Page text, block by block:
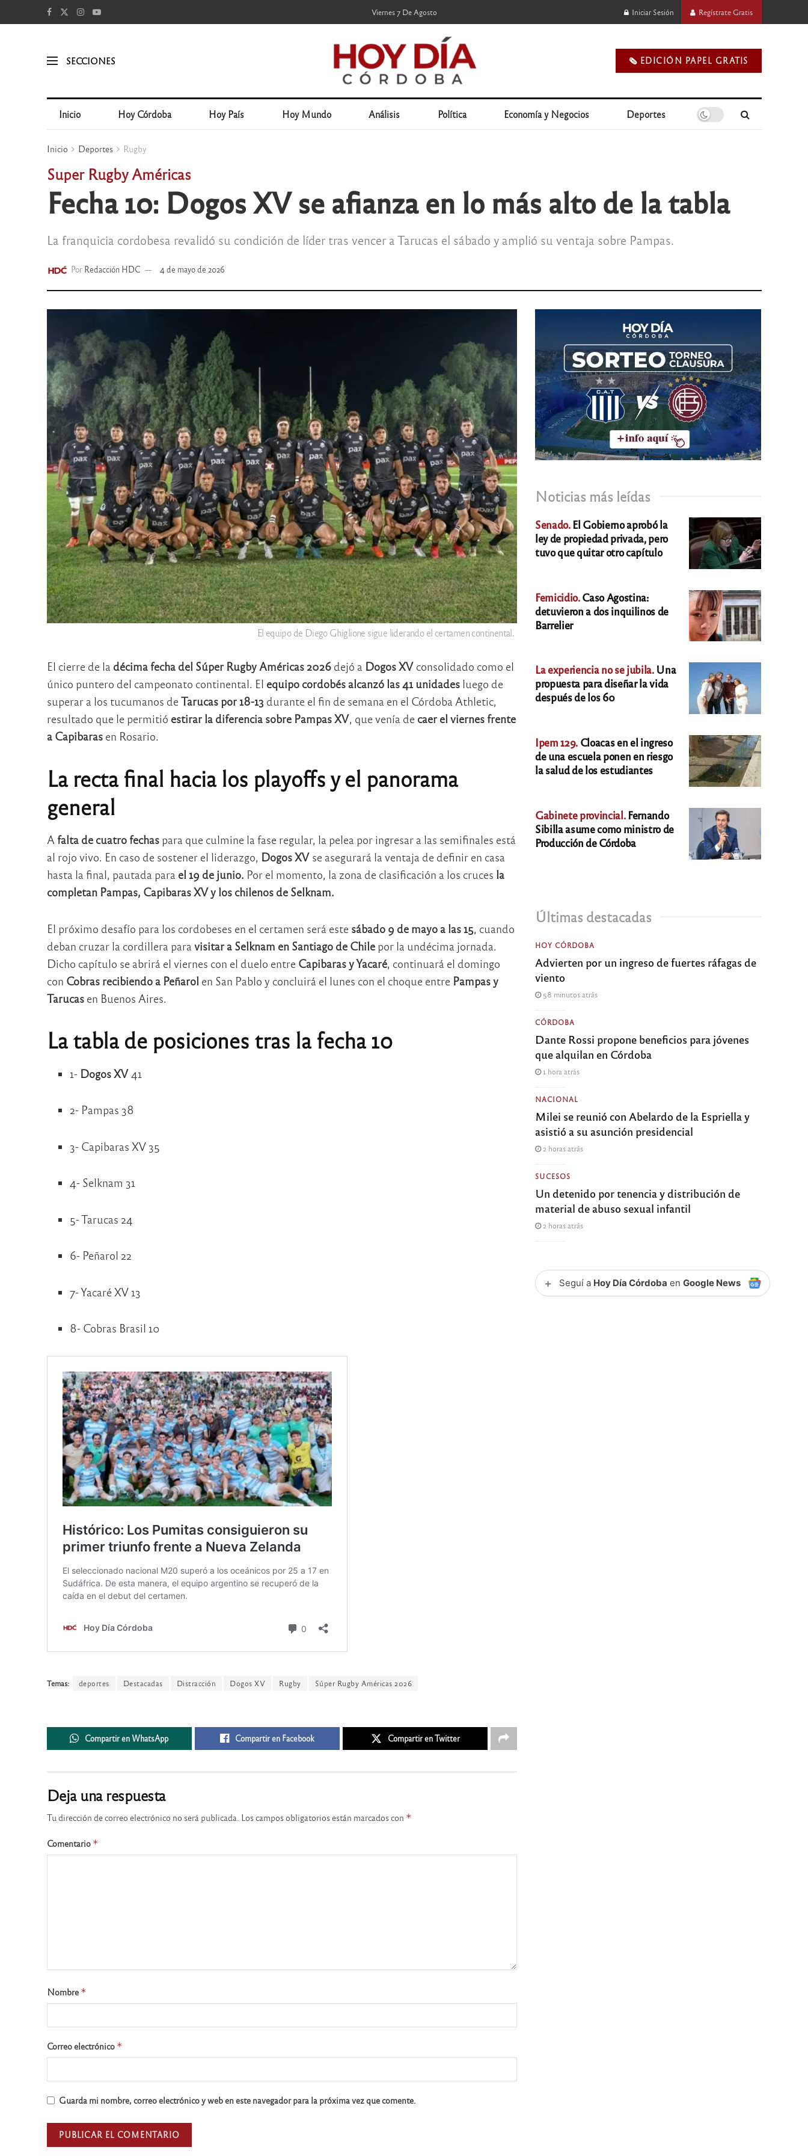
Viernes 7 De Agosto Iniciar Sesión Regístrate Gratis
SECCIONES 🗞️ EDICIÓN PAPEL GRATIS
Inicio Hoy Córdoba Hoy País Hoy Mundo Análisis Política Economía y Negocios Deportes
Inicio Deportes Rugby
Super Rugby Américas
Fecha 10: Dogos XV se afianza en lo más alto de la tabla
La franquicia cordobesa revalidó su condición de líder tras vencer a Tarucas el sábado y amplió su ventaja sobre Pampas.
Por Redacción HDC 4 de mayo de 2026
El equipo de Diego Ghiglione sigue liderando el certamen continental.
El cierre de la décima fecha del Súper Rugby Américas 2026dejó a Dogos XVconsolidado como el
único puntero del campeonato continental. El equipo cordobés alcanzó las 41 unidadesluego de
superar a los tucumanos deTarucas por 18-13 durante el fin de semana en el Córdoba Athletic,
resultado que le permitió estirar la diferencia sobre Pampas XV, que venía de caer el viernes frente
a Capibarasen Rosario.
La recta final hacia los playoffs y el panorama
general
A falta de cuatro fechaspara que culmine la fase regular, la pelea por ingresar a las semifinales está
al rojo vivo. En caso de sostener el liderazgo, Dogos XVse asegurará la ventaja de definir en casa
hasta la final, pautada para el 19 de junio. Por el momento, la zona de clasificación a los cruces la
completan Pampas, Capibaras XV y los chilenos de Selknam.
El próximo desafío para los cordobeses en el certamen será este sábado 9 de mayo a las 15, cuando
deban cruzar la cordillera para visitar a Selknam en Santiago de Chilepor la undécima jornada.
Dicho capítulo se abrirá el viernes con el duelo entre Capibaras y Yacaré, continuará el domingo
con Cobras recibiendo a Peñarol en San Pablo y concluirá el lunes con el choque entre Pampas y
Tarucasen Buenos Aires.
La tabla de posiciones tras la fecha 10
1- Dogos XV41
2- Pampas 38
3- Capibaras XV 35
4- Selknam 31
5- Tarucas 24
6- Peñarol 22
7- Yacaré XV 13
8- Cobras Brasil 10
Temas: deportes Destacadas Distracción Dogos XV Rugby Súper Rugby Américas 2026
Compartir en WhatsApp Compartir en Facebook Compartir en Twitter
Deja una respuesta
Tu dirección de correo electrónico no será publicada. Los campos obligatorios están marcados con *
Comentario *
Nombre *
Correo electrónico *
Guarda mi nombre, correo electrónico y web en este navegador para la próxima vez que comente.
Noticias más leídas
Senado.El Gobierno aprobó la
ley de propiedad privada, pero
tuvo que quitar otro capítulo
Femicidio.Caso Agostina:
detuvieron a dos inquilinos de
Barrelier
La experiencia no se jubila.Una
propuesta para diseñar la vida
después de los 60
Ipem 129. Cloacas en el ingreso
de una escuela ponen en riesgo
la salud de los estudiantes
Gabinete provincial.Fernando
Sibilla asume como ministro de
Producción de Córdoba
Últimas destacadas
HOY CÓRDOBA
Advierten por un ingreso de fuertes ráfagas de
viento
58 minutos atrás
CÓRDOBA
Dante Rossi propone beneficios para jóvenes
que alquilan en Córdoba
1 hora atrás
NACIONAL
Milei se reunió con Abelardo de la Espriella y
asistió a su asunción presidencial
2 horas atrás
SUCESOS
Un detenido por tenencia y distribución de
material de abuso sexual infantil
2 horas atrás
+ Seguí a Hoy Día Córdoba enGoogle News